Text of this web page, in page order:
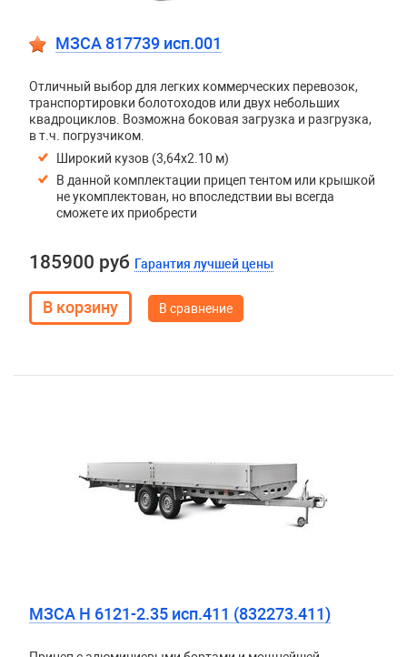
МЗСА 817739 исп.001
Отличный выбор для легких коммерческих перевозок,
транспортировки болотоходов или двух небольших
квадроциклов. Возможна боковая загрузка и разгрузка,
в т.ч. погрузчиком.
Широкий кузов (3,64х2.10 м)
В данной комплектации прицеп тентом или крышкой
не укомплектован, но впоследствии вы всегда
сможете их приобрести
185900 руб Гарантия лучшей цены
В сравнение
МЗСА H 6121-2.35 исп.411 (832273.411)